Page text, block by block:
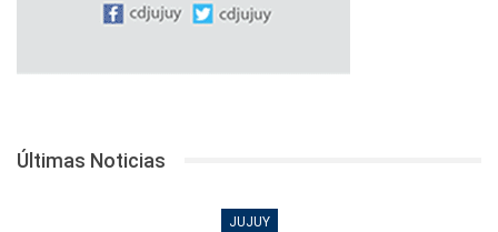
Últimas Noticias
JUJUY